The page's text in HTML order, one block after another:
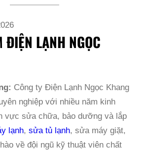
ĐIỆN LẠNH NGỌC
Công ty Điện Lạnh Ngọc Khang
nghiệp với nhiều năm kinh
vực sửa chữa, bảo dưỡng và lắp
lạnh, sửa tủ lạnh, sửa máy giặt,
về đội ngũ kỹ thuật viên chất